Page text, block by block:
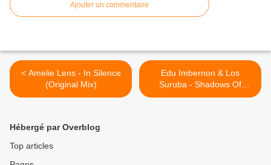
Ajouter un commentaire
< Amelie Lens - In Silence
(Original Mix)
Edu Imbernon & Los
Suruba - Shadows Of
Rigadon (Clarian "Red
Hébergé par Overblog
Top articles